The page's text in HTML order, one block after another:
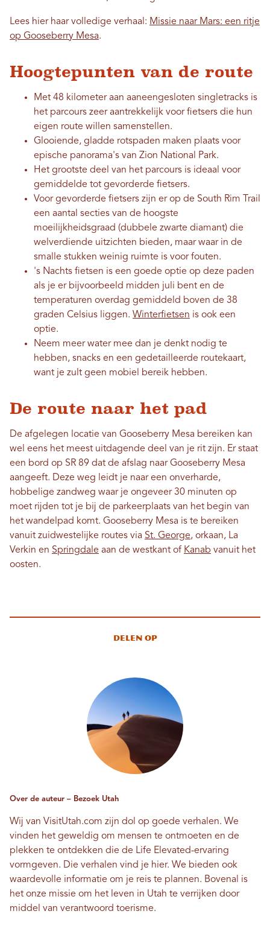
Lees hier haar volledige verhaal: Missie naar Mars: een ritje
op Gooseberry Mesa.
Hoogtepunten van de route
Met 48 kilometer aan aaneengesloten singletracks is
het parcours zeer aantrekkelijk voor fietsers die hun
eigen route willen samenstellen.
Glooiende, gladde rotspaden maken plaats voor
epische panorama's van Zion National Park.
Het grootste deel van het parcours is ideaal voor
gemiddelde tot gevorderde fietsers.
Voor gevorderde fietsers zijn er op de South Rim Trail
een aantal secties van de hoogste
moeilijkheidsgraad (dubbele zwarte diamant) die
welverdiende uitzichten bieden, maar waar in de
smalle stukken weinig ruimte is voor fouten.
's Nachts fietsen is een goede optie op deze paden
als je er bijvoorbeeld midden juli bent en de
temperaturen overdag gemiddeld boven de 38
graden Celsius liggen. Winterfietsen is ook een
optie.
Neem meer water mee dan je denkt nodig te
hebben, snacks en een gedetailleerde routekaart,
want je zult geen mobiel bereik hebben.
De route naar het pad
De afgelegen locatie van Gooseberry Mesa bereiken kan
wel eens het meest uitdagende deel van je rit zijn. Er staat
een bord op SR 89 dat de afslag naar Gooseberry Mesa
aangeeft. Deze weg leidt je naar een onverharde,
hobbelige zandweg waar je ongeveer 30 minuten op
moet rijden tot je bij de parkeerplaats van het begin van
het wandelpad komt. Gooseberry Mesa is te bereiken
vanuit zuidwestelijke routes via St. George, orkaan, La
Verkin en Springdale aan de westkant of Kanab vanuit het
oosten.
Delen op
Over de auteur – Bezoek Utah
Wij van VisitUtah.com zijn dol op goede verhalen. We
vinden het geweldig om mensen te ontmoeten en de
plekken te ontdekken die de Life Elevated-ervaring
vormgeven. Die verhalen vind je hier. We bieden ook
waardevolle informatie om je reis te plannen. Bovenal is
het onze missie om het leven in Utah te verrijken door
middel van verantwoord toerisme.